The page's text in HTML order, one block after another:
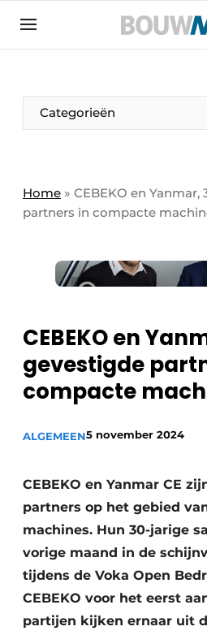
Aanmelden
Bedrijven
Bedrijven
Contact
Evenement aanmelden
Meest gelezen
Podcasts
Privacy / Cookie
Vacature aanmelden
Categorieën
Home » CEBEKO en
partners in compacte
CEBEKO en
gevestigde
compacte
ALGEMEEN5 november 2024
CEBEKO en Yanmar CE
partners op het gebied
machines. Hun 30-jarige
vorige maand in de
tijdens de Voka Open
CEBEKO voor het eerst
partijen kijken ernaar uit